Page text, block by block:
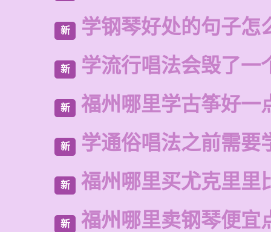
新 学钢琴好处的句子怎
新 学流行唱法会毁了一
新 福州哪里学古筝好一
新 学通俗唱法之前需要
新 福州哪里买尤克里里
新 福州哪里卖钢琴便宜